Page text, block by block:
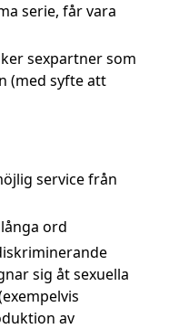
serie, får vara
sexpartner som
(med syfte att
service från
ord
sig åt sexuella
av